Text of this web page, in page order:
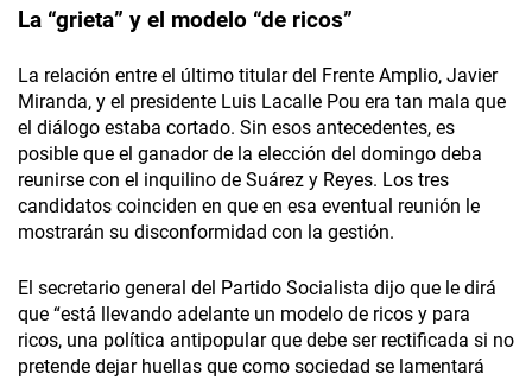
La “grieta” y el modelo “de ricos”
La relación entre el último titular del Frente Amplio, Javier
Miranda, y el presidente Luis Lacalle Pou era tan mala que
el diálogo estaba cortado. Sin esos antecedentes, es
posible que el ganador de la elección del domingo deba
reunirse con el inquilino de Suárez y Reyes. Los tres
candidatos coinciden en que en esa eventual reunión le
mostrarán su disconformidad con la gestión.
El secretario general del Partido Socialista dijo que le dirá
que “está llevando adelante un modelo de ricos y para
ricos, una política antipopular que debe ser rectificada si no
pretende dejar huellas que como sociedad se lamentará